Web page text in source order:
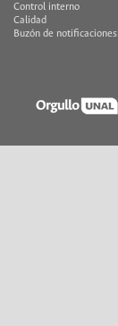
Control interno
Calidad
Buzón de notificaciones